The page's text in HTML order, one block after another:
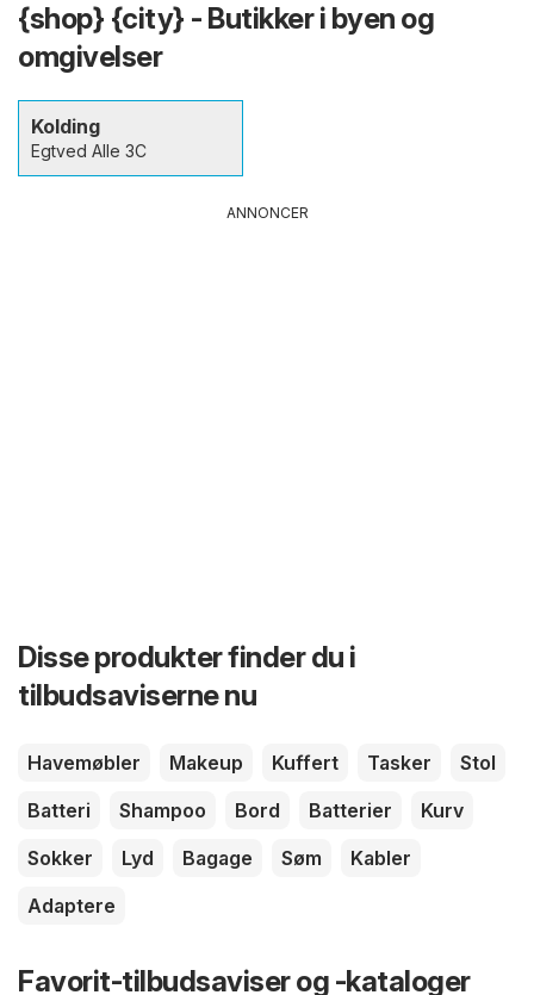
{shop} {city} - Butikker i byen og
omgivelser
Kolding
Egtved Alle 3C
ANNONCER
Disse produkter finder du i
tilbudsaviserne nu
Havemøbler Makeup Kuffert Tasker
Stol
Batteri
Shampoo Bord Batterier
Kurv
Sokker
Lyd Bagage Søm
Kabler
Adaptere
Favorit-tilbudsaviser og -kataloger